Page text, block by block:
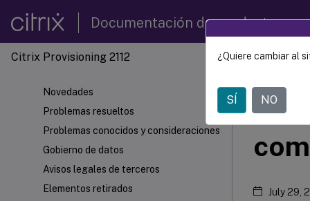
Documentación de productos
Citrix Provisioning 2112
Novedades
Problemas resueltos
Problemas conocidos y consideraciones
Gobierno de datos
Avisos legales de terceros
Elementos retirados
Citrix
July 29,
¿Quiere cambiar al
SÍ NO